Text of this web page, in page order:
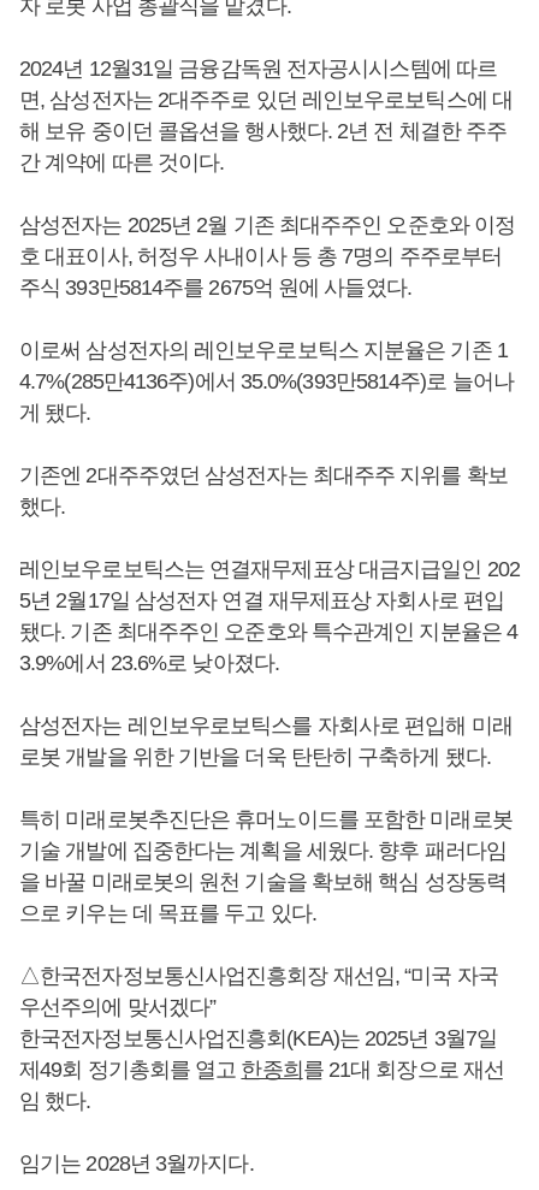
자 로봇 사업 총괄직을 맡겼다.
2024년 12월31일 금융감독원 전자공시시스템에 따르
면, 삼성전자는 2대주주로 있던 레인보우로보틱스에 대
해 보유 중이던 콜옵션을 행사했다. 2년 전 체결한 주주
간 계약에 따른 것이다.
삼성전자는 2025년 2월 기존 최대주주인 오준호와 이정
호 대표이사, 허정우 사내이사 등 총 7명의 주주로부터
주식 393만5814주를 2675억 원에 사들였다.
이로써 삼성전자의 레인보우로보틱스 지분율은 기존 1
4.7%(285만4136주)에서 35.0%(393만5814주)로 늘어나
게 됐다.
기존엔 2대주주였던 삼성전자는 최대주주 지위를 확보
했다.
레인보우로보틱스는 연결재무제표상 대금지급일인 202
5년 2월17일 삼성전자 연결 재무제표상 자회사로 편입
됐다. 기존 최대주주인 오준호와 특수관계인 지분율은 4
3.9%에서 23.6%로 낮아졌다.
삼성전자는 레인보우로보틱스를 자회사로 편입해 미래
로봇 개발을 위한 기반을 더욱 탄탄히 구축하게 됐다.
특히 미래로봇추진단은 휴머노이드를 포함한 미래로봇
기술 개발에 집중한다는 계획을 세웠다. 향후 패러다임
을 바꿀 미래로봇의 원천 기술을 확보해 핵심 성장동력
으로 키우는 데 목표를 두고 있다.
△한국전자정보통신사업진흥회장 재선임, “미국 자국
우선주의에 맞서겠다”
한국전자정보통신사업진흥회(KEA)는 2025년 3월7일
제49회 정기총회를 열고 한종희 를 21대 회장으로 재선
임 했다.
임기는 2028년 3월까지다.